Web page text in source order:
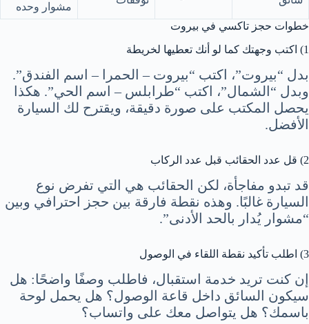
مشوار وحده
خطوات حجز تاكسي في بيروت
1) اكتب وجهتك كما لو أنك تعطيها لخريطة
بدل “بيروت”، اكتب “بيروت – الحمرا – اسم الفندق”.
وبدل “الشمال”، اكتب “طرابلس – اسم الحي”. هكذا
يحصل المكتب على صورة دقيقة، ويقترح لك السيارة
الأفضل.
2) قل عدد الحقائب قبل عدد الركاب
قد تبدو مفاجأة، لكن الحقائب هي التي تفرض نوع
السيارة غالبًا. وهذه نقطة فارقة بين حجز احترافي وبين
“مشوار يُدار بالحد الأدنى”.
3) اطلب تأكيد نقطة اللقاء في الوصول
إن كنت تريد خدمة استقبال، فاطلب وصفًا واضحًا: هل
سيكون السائق داخل قاعة الوصول؟ هل يحمل لوحة
باسمك؟ هل يتواصل معك على واتساب؟